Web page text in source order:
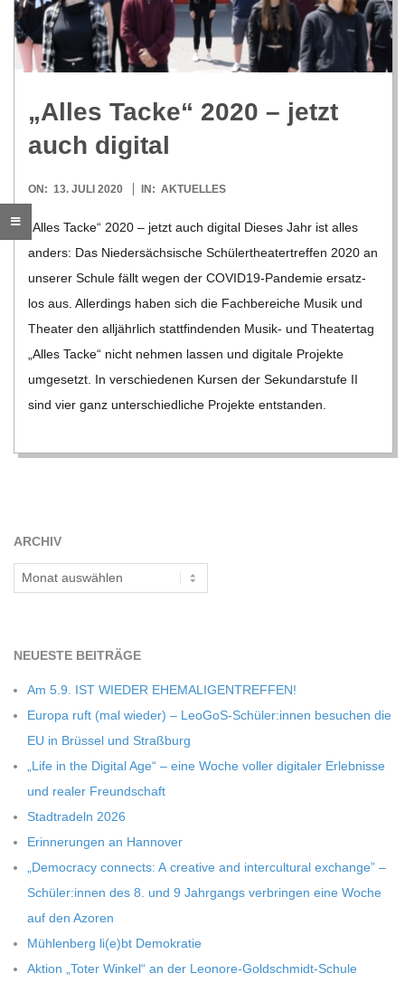
R
-
G
O
L
D
S
M
I
T
-
S
C
H
U
L
„Alles Tacke“ 2020 – jetzt
auch digital
2020-
13
ON: 13. JULI 2020 IN: AKTUELLES
„Alles Tacke“ 2020 – jetzt auch digi­tal Die­ses Jahr ist alles
anders: Das Nie­der­säch­si­sche Schü­ler­thea­ter­tref­fen 2020 an
unse­rer Schule fällt wegen der COVI­­D19-Pan­­de­­mie ersatz­
los aus. Aller­dings haben sich die Fach­be­rei­che Musik und
Thea­ter den all­jähr­lich statt­fin­den­den Musik- und Thea­ter­tag
„Alles Tacke“ nicht neh­men las­sen und digi­tale Pro­jekte
umge­setzt. In ver­schie­de­nen Kur­sen der Sekun­dar­stufe II
sind vier ganz unter­schied­li­che Pro­jekte ent­stan­den.
ARCHIV
Archiv
NEU­ESTE BEITRÄGE
Am 5.9. IST WIEDER EHEMALIGENTREFFEN!
Europa ruft (mal wie­der) – LeoGoS-Schüler:innen besu­chen die
EU in Brüs­sel und Straßburg
„Life in the Digi­tal Age“ – eine Woche vol­ler digi­ta­ler Erleb­nisse
und rea­ler Freundschaft
Stadt­ra­deln 2026
Erin­ne­run­gen an Hannover
„Demo­cracy con­nects: A crea­tive and inter­cul­tu­ral exch­ange” –
Schüler:innen des 8. und 9 Jahr­gangs ver­brin­gen eine Woche
auf den Azoren
Müh­len­berg li(e)bt Demokratie
Aktion „Toter Win­kel“ an der Leonore-Goldschmidt-Schule